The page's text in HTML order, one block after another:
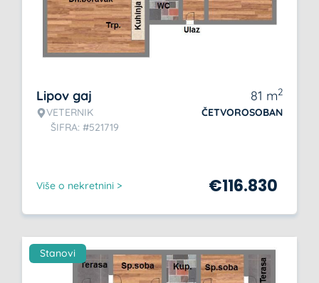
Lipov gaj
VETERNIK
ŠIFRA: #521719
81 m2
ČETVOROSOBAN
Više o nekretnini > €116.830
Stanovi